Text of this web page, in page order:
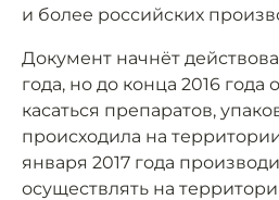
и более российских
Документ начнёт
года, но до конца 2016 года
касаться препаратов,
происходила на
января 2017 года
осуществлять на